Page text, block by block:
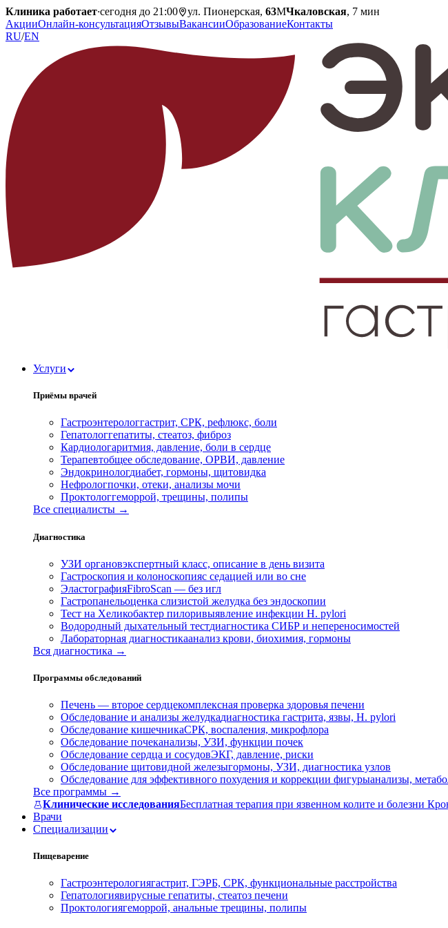
Клиника работает·сегодня до 21:00 ул. Пионерская, 63МЧкаловская, 7 мин
АкцииОнлайн-консультацияОтзывыВакансииОбразованиеКонтакты
RU/EN
Услуги
Приёмы врачей
Гастроэнтерологгастрит, СРК, рефлюкс, боли
Гепатологгепатиты, стеатоз, фиброз
Кардиологаритмия, давление, боли в сердце
Терапевтобщее обследование, ОРВИ, давление
Эндокринологдиабет, гормоны, щитовидка
Нефрологпочки, отеки, анализы мочи
Проктологгеморрой, трещины, полипы
Все специалисты →
Диагностика
УЗИ органовэкспертный класс, описание в день визита
Гастроскопия и колоноскопияс седацией или во сне
ЭластографияFibroScan — без игл
Гастропанельоценка слизистой желудка без эндоскопии
Тест на Хеликобактер пилоривыявление инфекции H. pylori
Водородный дыхательный тестдиагностика СИБР и непереносимостей
Лабораторная диагностикаанализ крови, биохимия, гормоны
Вся диагностика →
Программы обследований
Печень — второе сердцекомплексная проверка здоровья печени
Обследование и анализы желудкадиагностика гастрита, язвы, H. pylori
Обследование кишечникаСРК, воспаления, микрофлора
Обследование почеканализы, УЗИ, функции почек
Обследование сердца и сосудовЭКГ, давление, риски
Обследование щитовидной железыгормоны, УЗИ, диагностика узлов
Обследование для эффективного похудения и коррекции фигурыанализы,
Все программы →
Клинические исследованияБесплатная терапия при язвенном колите и болезни
Врачи
Специализации
Пищеварение
Гастроэнтерологиягастрит, ГЭРБ, СРК, функциональные расстройства
Гепатологиявирусные гепатиты, стеатоз печени
Проктологиягеморрой, анальные трещины, полипы